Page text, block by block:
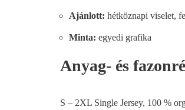
Ajánlott: hétköznapi viselet,
Minta: egyedi grafika
Anyag- és
S – 2XL Single Jersey, 100 %